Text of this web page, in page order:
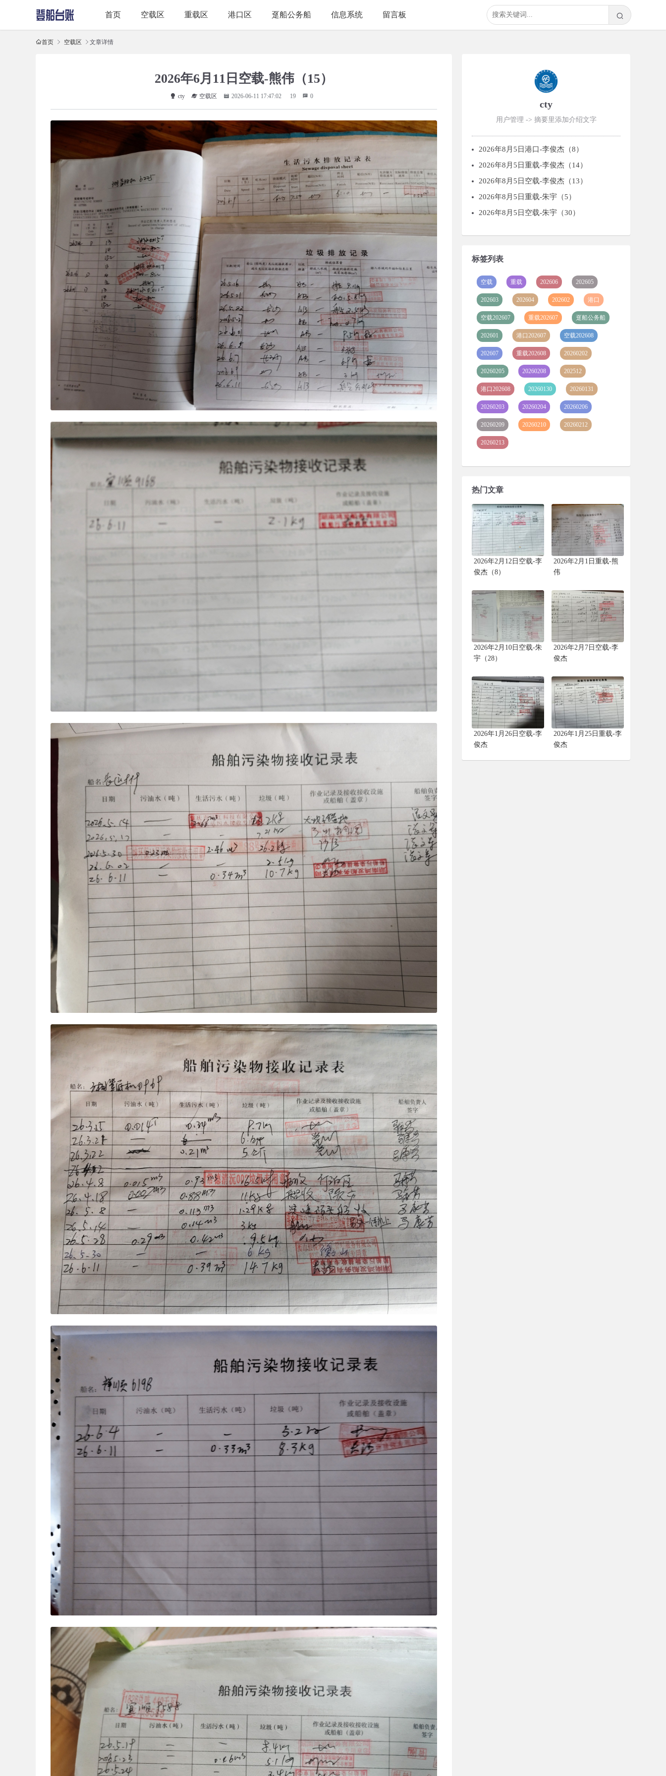
首页 空载区 重载区 港口区 趸船公务船 信息系统 留言板
首页 空载区 文章详情
2026年6月11日空载-熊伟（15）
cty 空载区 2026-06-11 17:47:02 19 0
cty
用户管理 -> 摘要里添加介绍文字
2026年8月5日港口-李俊杰（8）
2026年8月5日重载-李俊杰（14）
2026年8月5日空载-李俊杰（13）
2026年8月5日重载-朱宇（5）
2026年8月5日空载-朱宇（30）
标签列表
空载 重载 202606 202605
202603 202604 202602 港口
空载202607 重载202607 趸船公务船
202601 港口202607 空载202608
202607 重载202608 20260202
20260205 20260208 202512
港口202608 20260130 20260131
20260203 20260204 20260206
20260209 20260210 20260212
20260213
热门文章
2026年2月12日空载-李
俊杰（8）
2026年2月1日重载-熊
伟
2026年2月10日空载-朱
宇（28）
2026年2月7日空载-李
俊杰
2026年1月26日空载-李
俊杰
2026年1月25日重载-李
俊杰